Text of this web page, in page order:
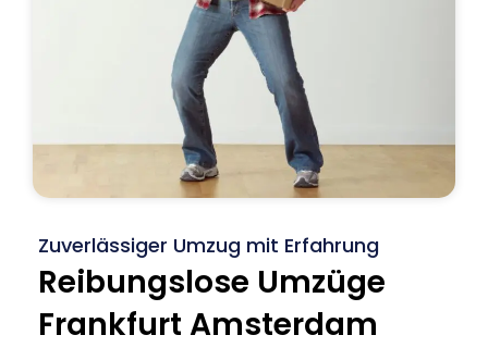
Zuverlässiger Umzug mit Erfahrung
Reibungslose Umzüge
Frankfurt Amsterdam